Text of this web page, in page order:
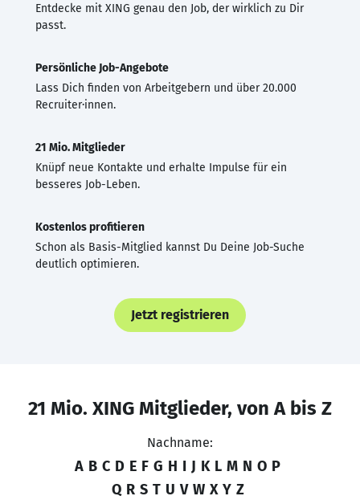
Entdecke mit XING genau den Job, der wirklich zu Dir
passt.
Persönliche Job-Angebote
Lass Dich finden von Arbeitgebern und über 20.000
Recruiter·innen.
21 Mio. Mitglieder
Knüpf neue Kontakte und erhalte Impulse für ein
besseres Job-Leben.
Kostenlos profitieren
Schon als Basis-Mitglied kannst Du Deine Job-Suche
deutlich optimieren.
Jetzt registrieren
21 Mio. XING Mitglieder, von A bis Z
Nachname:
A B C D E F G H I J K L M N O P
Q R S T U V W X Y Z